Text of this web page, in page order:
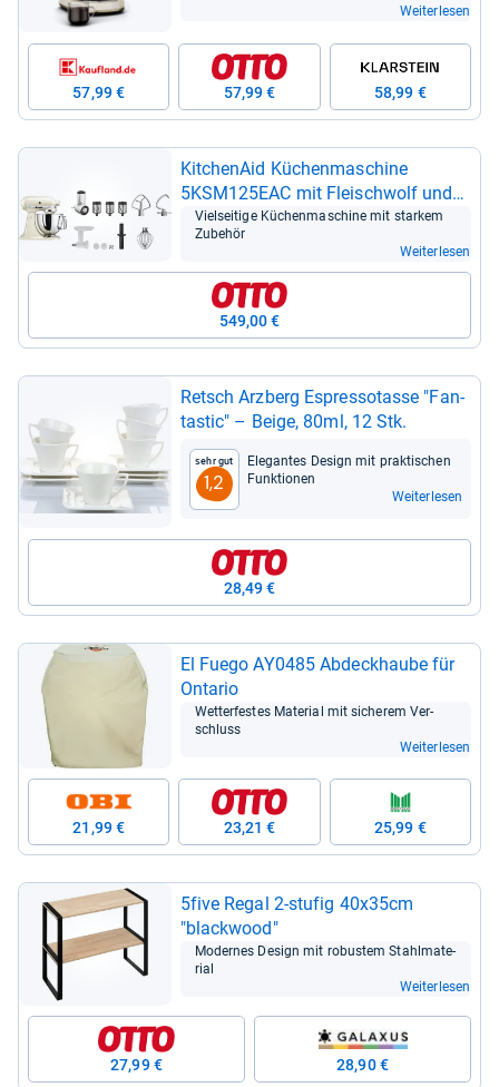
Weiterlesen
57,99 € 57,99 € 58,99 €
Kit­che­nAid Küchen­ma­schine
5KSM125EAC mit Fleischwolf und
Gemü­se­schnei­der
Viel­sei­tige Küchen­ma­schine mit star­kem
Zube­hör
Weiterlesen
549,00 €
Retsch Arz­berg Espres­so­tasse "Fan­
ta­stic" – Beige, 80ml, 12 Stk.
Sehr gut
1,2
Ele­gan­tes Design mit prak­ti­schen
Funk­tio­nen
Weiterlesen
28,49 €
El Fuego AY0485 Abdeck­haube für
Onta­rio
Wet­ter­fes­tes Mate­rial mit siche­rem Ver­
schluss
Weiterlesen
21,99 € 23,21 € 25,99 €
5five Regal 2-​stu­fig 40x35cm
"black­wood"
Moder­nes Design mit robus­tem Stahl­ma­te­
rial
Weiterlesen
27,99 € 28,90 €